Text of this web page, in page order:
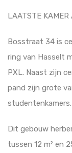
LAATSTE
Bosstraat 34 is
ring van Hasselt
PXL. Naast zijn
pand zijn grote
studentenkamers.
Dit gebouw
tussen 12 m² en